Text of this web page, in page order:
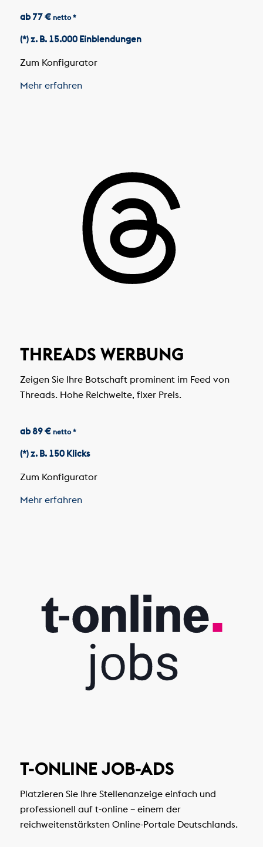
ab 77 € netto *
(*) z. B. 15.000 Einblendungen
Zum Konfigurator
Mehr erfahren
THREADS WERBUNG
Zeigen Sie Ihre Botschaft prominent im Feed von
Threads. Hohe Reichweite, fixer Preis.
ab 89 € netto *
(*) z. B. 150 Klicks
Zum Konfigurator
Mehr erfahren
T-ONLINE JOB-ADS
Platzieren Sie Ihre Stellenanzeige einfach und
professionell auf t-online – einem der
reichweitenstärksten Online-Portale Deutschlands.